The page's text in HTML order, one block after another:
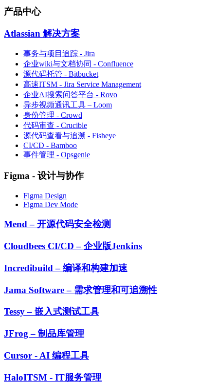
产品中心
Atlassian 解决方案
事务与项目追踪 - Jira
企业wiki与文档协同 - Confluence
源代码托管 - Bitbucket
高速ITSM - Jira Service Management
企业AI搜索问答平台 - Rovo
异步视频通讯工具 – Loom
身份管理 - Crowd
代码审查 - Crucible
源代码查看与追溯 - Fisheye
CI/CD - Bamboo
事件管理 - Opsgenie
Figma - 设计与协作
Figma Design
Figma Dev Mode
Mend – 开源代码安全检测
Cloudbees CI/CD – 企业版Jenkins
Incredibuild – 编译和构建加速
Jama Software – 需求管理和可追溯性
Tessy – 嵌入式测试工具
JFrog – 制品库管理
Cursor - AI 编程工具
HaloITSM - IT服务管理